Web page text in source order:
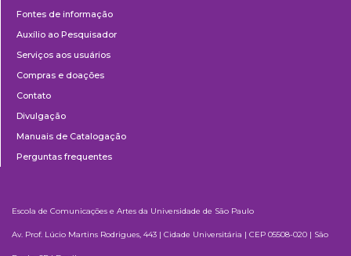
Fontes de informação
Auxílio ao Pesquisador
Serviços aos usuários
Compras e doações
Contato
Divulgação
Manuais de Catalogação
Perguntas frequentes
Escola de Comunicações e Artes da Universidade de São Paulo
Av. Prof. Lúcio Martins Rodrigues, 443 | Cidade Universitária | CEP 05508-020 | São